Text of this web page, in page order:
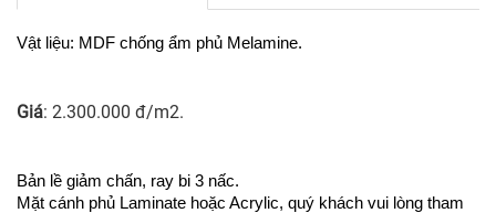
Vật liệu: MDF chống ẩm phủ Melamine.
Giá: 2.300.000 đ/m2.
Bản lề giảm chấn, ray bi 3 nấc.
Mặt cánh phủ Laminate hoặc Acrylic, quý khách vui lòng tham